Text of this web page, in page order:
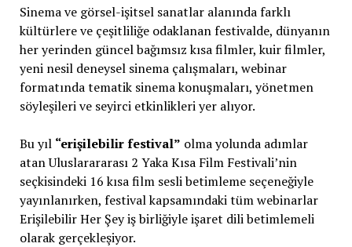
Sinema ve görsel-işitsel sanatlar alanında farklı
kültürlere ve çeşitliliğe odaklanan festivalde, dünyanın
her yerinden güncel bağımsız kısa filmler, kuir filmler,
yeni nesil deneysel sinema çalışmaları, webinar
formatında tematik sinema konuşmaları, yönetmen
söyleşileri ve seyirci etkinlikleri yer alıyor.
Bu yıl “erişilebilir festival” olma yolunda adımlar
atan Uluslarararası 2 Yaka Kısa Film Festivali’nin
seçkisindeki 16 kısa film sesli betimleme seçeneğiyle
yayınlanırken, festival kapsamındaki tüm webinarlar
Erişilebilir Her Şey iş birliğiyle işaret dili betimlemeli
olarak gerçekleşiyor.